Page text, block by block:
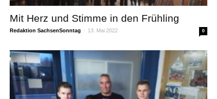
Mit Herz und Stimme in den Frühling
Redaktion SachsenSonntag - 13. Mai 2022 0